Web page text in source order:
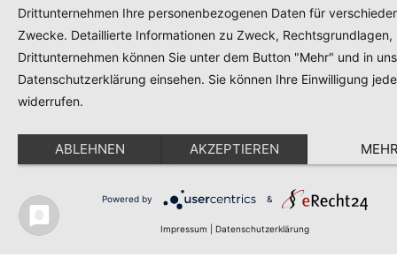
Datenschutz Barrierefreiheit
Copyright 2026 - MenschenRäume
Drittunternehmen Ihre personenbezogenen Daten für
Zwecke. Detaillierte Informationen zu Zweck, Rechtsgrundlagen,
Drittunternehmen können Sie unter dem Button "Mehr" und in
Datenschutzerklärung einsehen. Sie können Ihre Einwilligung
widerrufen.
ABLEHNEN AKZEPTIEREN
Powered by &
Impressum Datenschutzerklärung